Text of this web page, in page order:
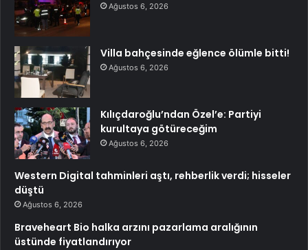
Ağustos 6, 2026
Villa bahçesinde eğlence ölümle bitti!
Ağustos 6, 2026
Kılıçdaroğlu’ndan Özel’e: Partiyi
kurultaya götüreceğim
Ağustos 6, 2026
Western Digital tahminleri aştı, rehberlik verdi; hisseler
düştü
Ağustos 6, 2026
Braveheart Bio halka arzını pazarlama aralığının
üstünde fiyatlandırıyor